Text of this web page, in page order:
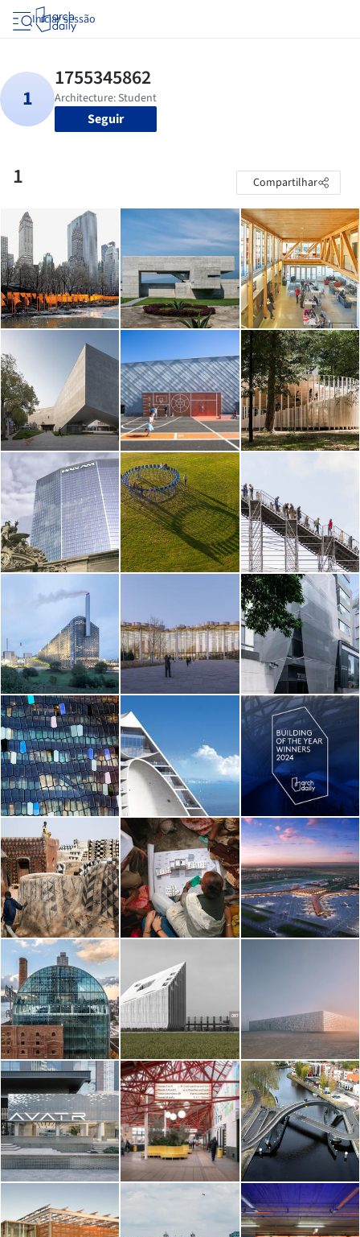
Iniciar sessão
Seguir
1 Compartilhar